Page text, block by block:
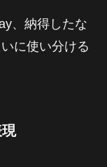
、納得したな
に使い分ける